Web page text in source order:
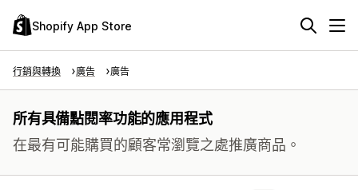
Shopify App Store
行銷與轉換 廣告 廣告
所有具備點閱率功能的應用程式
在最有可能購買的顧客常瀏覽之處推廣商品。